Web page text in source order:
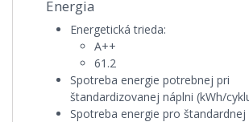
Energia
Energetická trieda:
A++
61.2
Spotreba energie potrebnej pri
štandardizovanej náplni (kWh/
Spotreba energie pro štandardnej